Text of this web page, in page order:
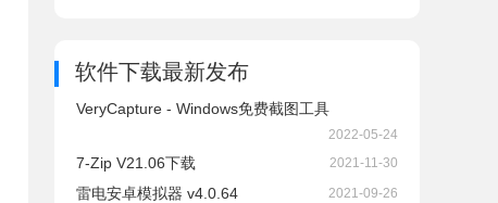
软件下载最新发布
VeryCapture - Windows免费截图工具
2022-05-24
7-Zip V21.06下载 2021-11-30
雷电安卓模拟器 v4.0.64 2021-09-26